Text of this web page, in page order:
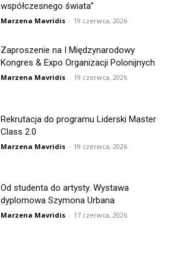
współczesnego świata”
Marzena Mavridis - 19 czerwca, 2026
Zaproszenie na I Międzynarodowy
Kongres & Expo Organizacji Polonijnych
Marzena Mavridis - 19 czerwca, 2026
Rekrutacja do programu Liderski Master
Class 2.0
Marzena Mavridis - 19 czerwca, 2026
Od studenta do artysty. Wystawa
dyplomowa Szymona Urbana
Marzena Mavridis - 17 czerwca, 2026